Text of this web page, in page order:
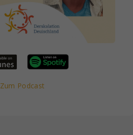
Zum Podcast